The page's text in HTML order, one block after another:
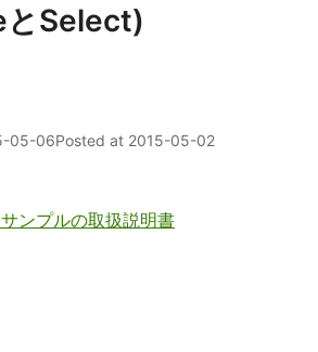
Select)
05-06Posted at 2015-05-02
ンプルの取扱説明書